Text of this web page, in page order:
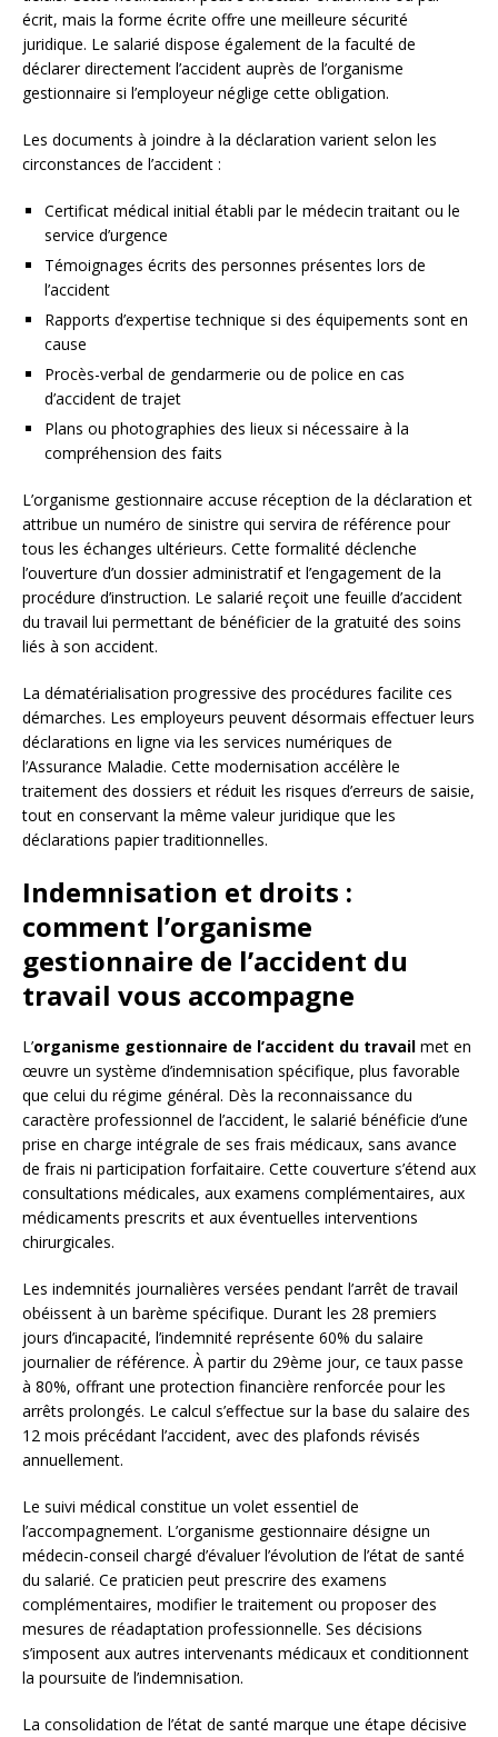
écrit, mais la forme écrite offre une meilleure sécurité
juridique. Le salarié dispose également de la faculté de
déclarer directement l’accident auprès de l’organisme
gestionnaire si l’employeur néglige cette obligation.
Les documents à joindre à la déclaration varient selon les
circonstances de l’accident :
Certificat médical initial établi par le médecin traitant ou le
service d’urgence
Témoignages écrits des personnes présentes lors de
l’accident
Rapports d’expertise technique si des équipements sont en
cause
Procès-verbal de gendarmerie ou de police en cas
d’accident de trajet
Plans ou photographies des lieux si nécessaire à la
compréhension des faits
L’organisme gestionnaire accuse réception de la déclaration et
attribue un numéro de sinistre qui servira de référence pour
tous les échanges ultérieurs. Cette formalité déclenche
l’ouverture d’un dossier administratif et l’engagement de la
procédure d’instruction. Le salarié reçoit une feuille d’accident
du travail lui permettant de bénéficier de la gratuité des soins
liés à son accident.
La dématérialisation progressive des procédures facilite ces
démarches. Les employeurs peuvent désormais effectuer leurs
déclarations en ligne via les services numériques de
l’Assurance Maladie. Cette modernisation accélère le
traitement des dossiers et réduit les risques d’erreurs de saisie,
tout en conservant la même valeur juridique que les
déclarations papier traditionnelles.
Indemnisation et droits :
comment l’organisme
gestionnaire de l’accident du
travail vous accompagne
L’organisme gestionnaire de l’accident du travail met en
œuvre un système d’indemnisation spécifique, plus favorable
que celui du régime général. Dès la reconnaissance du
caractère professionnel de l’accident, le salarié bénéficie d’une
prise en charge intégrale de ses frais médicaux, sans avance
de frais ni participation forfaitaire. Cette couverture s’étend aux
consultations médicales, aux examens complémentaires, aux
médicaments prescrits et aux éventuelles interventions
chirurgicales.
Les indemnités journalières versées pendant l’arrêt de travail
obéissent à un barème spécifique. Durant les 28 premiers
jours d’incapacité, l’indemnité représente 60% du salaire
journalier de référence. À partir du 29ème jour, ce taux passe
à 80%, offrant une protection financière renforcée pour les
arrêts prolongés. Le calcul s’effectue sur la base du salaire des
12 mois précédant l’accident, avec des plafonds révisés
annuellement.
Le suivi médical constitue un volet essentiel de
l’accompagnement. L’organisme gestionnaire désigne un
médecin-conseil chargé d’évaluer l’évolution de l’état de santé
du salarié. Ce praticien peut prescrire des examens
complémentaires, modifier le traitement ou proposer des
mesures de réadaptation professionnelle. Ses décisions
s’imposent aux autres intervenants médicaux et conditionnent
la poursuite de l’indemnisation.
La consolidation de l’état de santé marque une étape décisive